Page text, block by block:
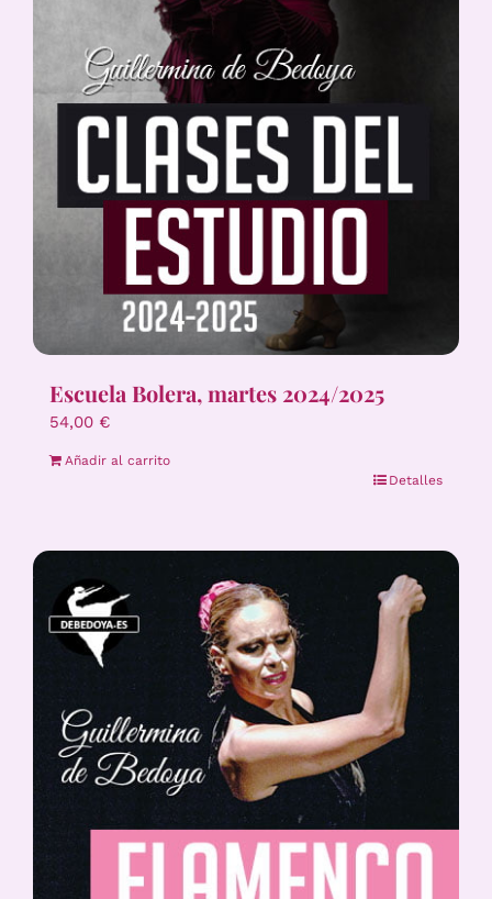
Escuela Bolera, martes 2024/2025
54,00 €
Añadir al carrito
Detalles